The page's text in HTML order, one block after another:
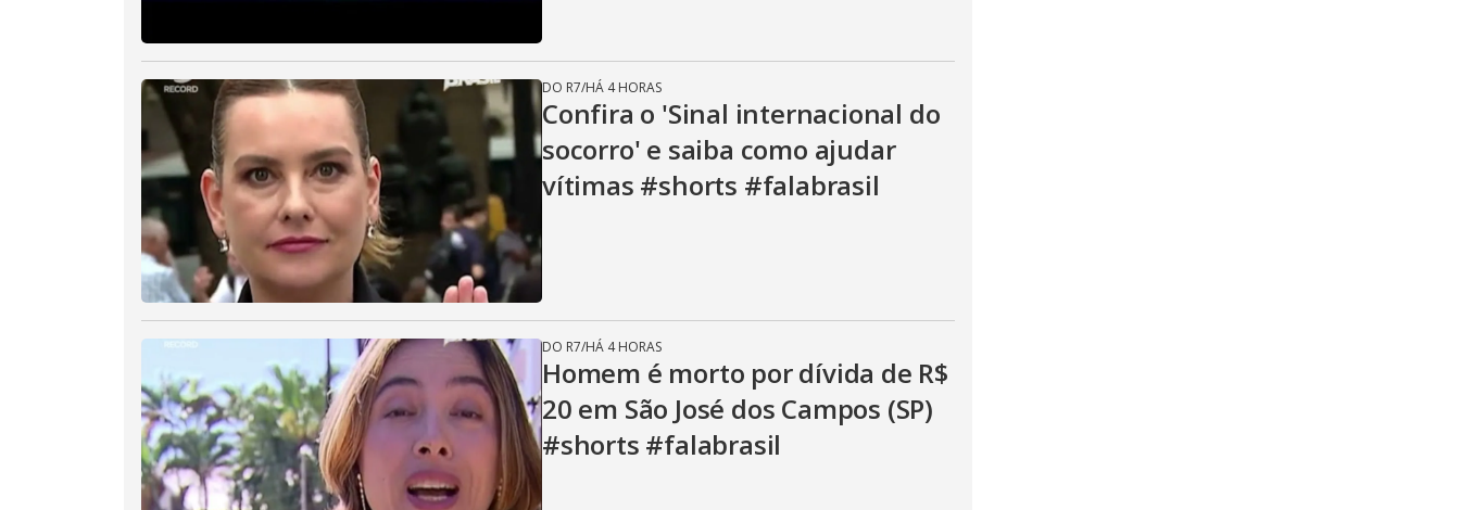
DO R7/HÁ 4 HORAS
Confira o 'Sinal internacional do
socorro' e saiba como ajudar
vítimas #shorts #falabrasil
DO R7/HÁ 4 HORAS
Homem é morto por dívida de R$
20 em São José dos Campos (SP)
#shorts #falabrasil